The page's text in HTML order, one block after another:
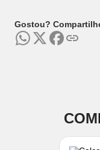
Gostou?